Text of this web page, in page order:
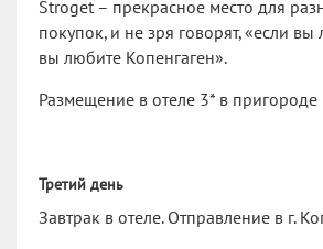
Stroget – прекрасное место для
покупок, и не зря говорят, «если
вы любите Копенгаген».
Размещение в отеле 3* в пригороде
Третий день
Завтрак в отеле. Отправление в г.